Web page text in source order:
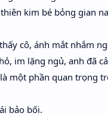
kim bé bỏng gian
cô, ánh mắt nhắm
im lặng ngủ, anh đã
một phần quan trọng
bảo bối.